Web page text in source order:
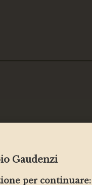
Gaudenzi
per continuare: